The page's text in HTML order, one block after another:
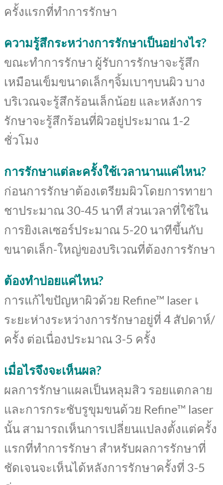
ครั้งแรกที่ทำการรักษา
ความรู้สึกระหว่างการรักษาเป็นอย่างไร?
ขณะทำการรักษา ผู้รับการรักษาจะรู้สึก
เหมือนเข็มขนาดเล็กๆจิ้มเบาๆบนผิว บาง
บริเวณจะรู้สึกร้อนเล็กน้อย และหลังการ
รักษาจะรู้สึกร้อนที่ผิวอยู่ประมาณ 1-2
ชั่วโมง
การรักษาแต่ละครั้งใช้เวลานานแค่ไหน?
ก่อนการรักษาต้องเตรียมผิวโดยการทายา
ชาประมาณ 30-45 นาที ส่วนเวลาที่ใช้ใน
การยิงเลเซอร์ประมาณ 5-20 นาทีขึ้นกับ
ขนาดเล็ก-ใหญ่ของบริเวณที่ต้องการรักษา
ต้องทำบ่อยแค่ไหน?
การแก้ไขปัญหาผิวด้วย Refine™ laser เ
ระยะห่างระหว่างการรักษาอยู่ที่ 4 สัปดาห์/
ครั้ง ต่อเนื่องประมาณ 3-5 ครั้ง
เมื่อไรจึงจะเห็นผล?
ผลการรักษาแผลเป็นหลุมสิว รอยแตกลาย
และการกระชับรูขุมขนด้วย Refine™ laser
นั้น สามารถเห็นการเปลี่ยนแปลงตั้งแต่ครั้ง
แรกที่ทำการรักษา สำหรับผลการรักษาที่
ชัดเจนจะเห็นได้หลังการรักษาครั้งที่ 3-5